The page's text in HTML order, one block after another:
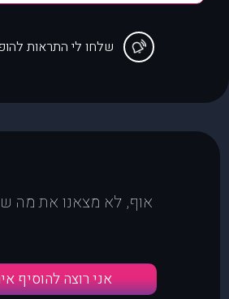
שלחו לי התראות
אוף, לא מצאנו את מה
אני רוצה להוסיף